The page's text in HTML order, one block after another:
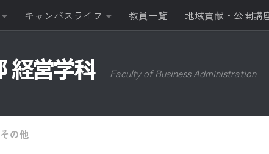
キャンパスライフ 教員一覧 地域貢献・公開講
Faculty of Business Administration
その他